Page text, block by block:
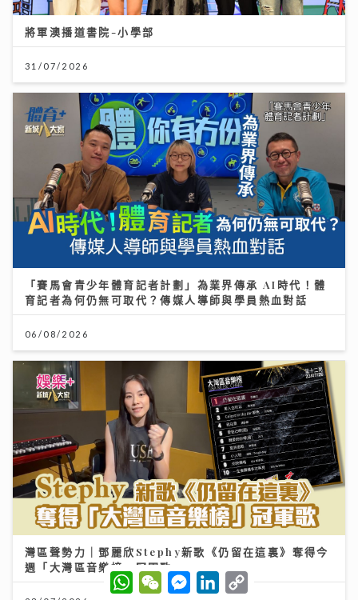
將軍澳播道書院-小學部
31/07/2026
「賽馬會青少年體育記者計劃」為業界傳承 AI時代！體
育記者為何仍無可取代？傳媒人導師與學員熱血對話
06/08/2026
灣區聲勢力｜鄧麗欣Stephy新歌《仍留在這裏》奪得今
週「大灣區音樂榜」冠軍歌
W
h
W
e
M
e
L